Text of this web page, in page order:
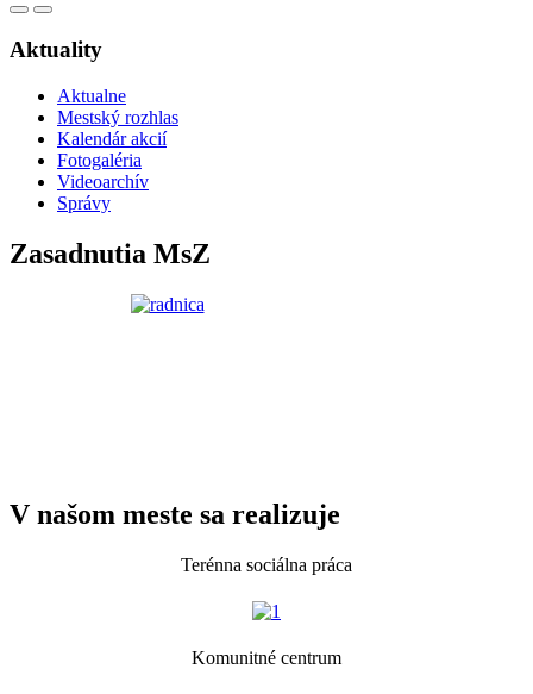
Aktuality
Aktualne
Mestský rozhlas
Kalendár akcií
Fotogaléria
Videoarchív
Správy
Zasadnutia MsZ
V našom meste sa realizuje
Terénna sociálna práca
Komunitné centrum